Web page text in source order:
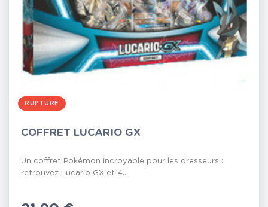
RUPTURE
COFFRET LUCARIO GX
Un coffret Pokémon incroyable pour les dresseurs :
retrouvez Lucario GX et 4...